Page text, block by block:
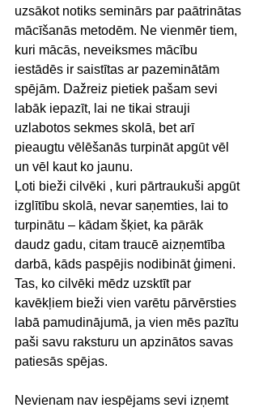
uzsākot notiks seminārs par paātrinātas
mācīšanās metodēm. Ne vienmēr tiem,
kuri mācās, neveiksmes mācību
iestādēs ir saistītas ar pazeminātām
spējām. Dažreiz pietiek pašam sevi
labāk iepazīt, lai ne tikai strauji
uzlabotos sekmes skolā, bet arī
pieaugtu vēlēšanās turpināt apgūt vēl
un vēl kaut ko jaunu.
Ļoti bieži cilvēki , kuri pārtraukuši apgūt
izglītību skolā, nevar saņemties, lai to
turpinātu – kādam šķiet, ka pārāk
daudz gadu, citam traucē aizņemtība
darbā, kāds paspējis nodibināt ģimeni.
Tas, ko cilvēki mēdz uzsktīt par
kavēkļiem bieži vien varētu pārvērsties
labā pamudinājumā, ja vien mēs pazītu
paši savu raksturu un apzinātos savas
patiesās spējas.
Nevienam nav iespējams sevi izņemt